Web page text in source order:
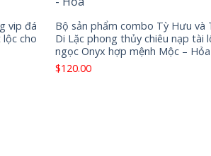
vip đá
cho
Bộ sản phẩm combo Tỳ Hưu và
Di Lặc phong thủy chiêu nạp tài
ngọc Onyx hợp mệnh Mộc – Hỏa
$120.00